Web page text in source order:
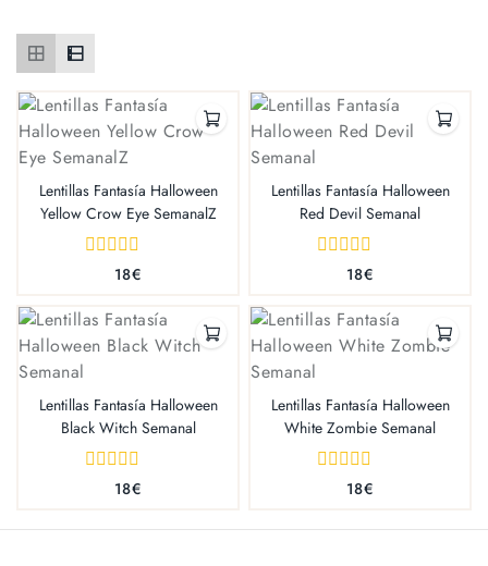
Lentillas Fantasía Halloween
Yellow Crow Eye SemanalZ
5
18€
Lentillas Fantasía Halloween
Red Devil Semanal
5
18€
Lentillas Fantasía Halloween
Black Witch Semanal
18€
Lentillas Fantasía Halloween
White Zombie Semanal
18€